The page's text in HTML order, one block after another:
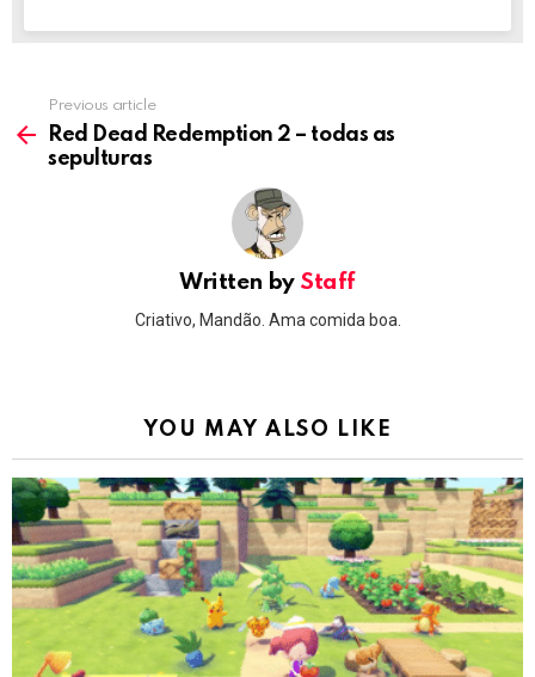
more
Previous article
Red Dead Redemption 2 – todas as
sepulturas
Written by Staff
Criativo, Mandão. Ama comida boa.
YOU MAY ALSO LIKE